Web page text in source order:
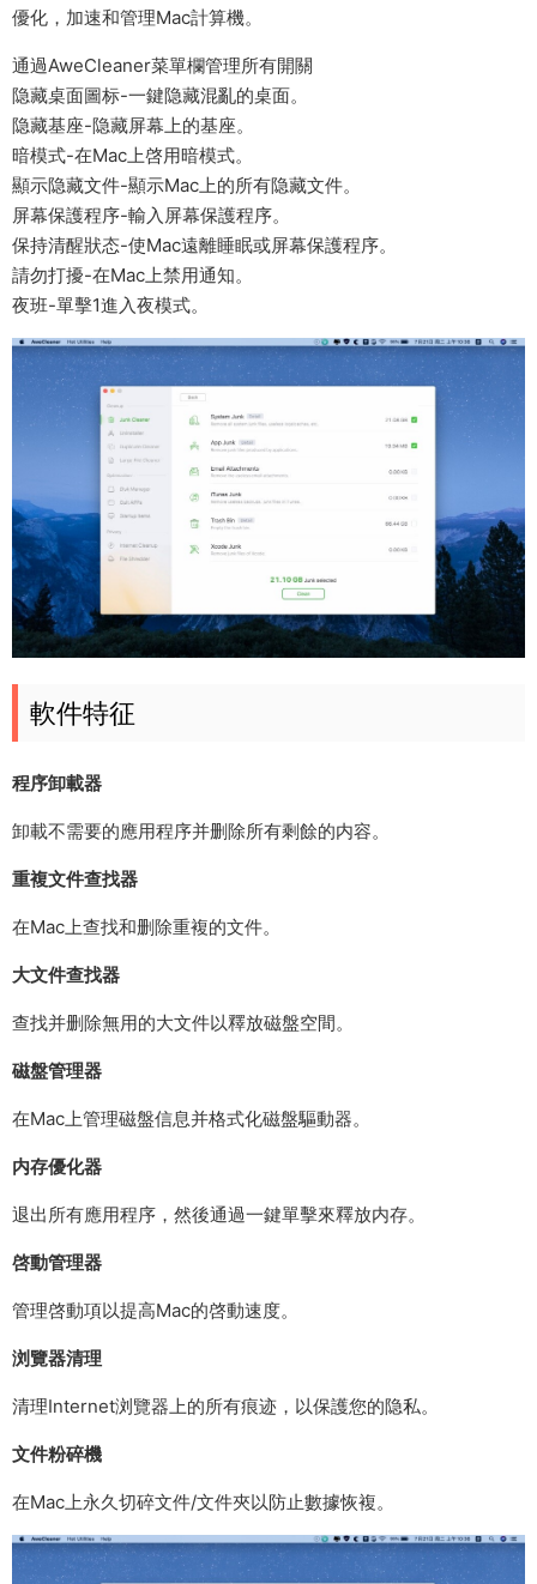
優化，加速和管理Mac計算機。
通過AweCleaner菜單欄管理所有開關
隐藏桌面圖标-一鍵隐藏混亂的桌面。
隐藏基座-隐藏屏幕上的基座。
暗模式-在Mac上啓用暗模式。
顯示隐藏文件-顯示Mac上的所有隐藏文件。
屏幕保護程序-輸入屏幕保護程序。
保持清醒狀态-使Mac遠離睡眠或屏幕保護程序。
請勿打擾-在Mac上禁用通知。
夜班-單擊1進入夜模式。
軟件特征
程序卸載器
卸載不需要的應用程序并删除所有剩餘的内容。
重複文件查找器
在Mac上查找和删除重複的文件。
大文件查找器
查找并删除無用的大文件以釋放磁盤空間。
磁盤管理器
在Mac上管理磁盤信息并格式化磁盤驅動器。
内存優化器
退出所有應用程序，然後通過一鍵單擊來釋放内存。
啓動管理器
管理啓動項以提高Mac的啓動速度。
浏覽器清理
清理Internet浏覽器上的所有痕迹，以保護您的隐私。
文件粉碎機
在Mac上永久切碎文件/文件夾以防止數據恢複。